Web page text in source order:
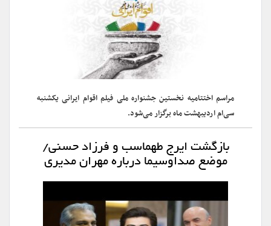
مراسم اختتامیه نخستین جشنواره ملی فیلم اقوام ایرانی یکشنبه
سی‌ام اردیبهشت ماه برگزار می‌شود.
بازگشت ایرج طهماسب و فرزاد حسنی/
موضع صداوسیما درباره مهران مدیری